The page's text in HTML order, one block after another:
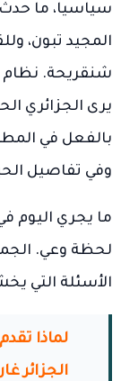
سياسيا، ما
المجيد تبون،
شنقريحة.
يرى الجزائري
بالفعل في
وفي تفاصيل
ما يجري اليوم
لحظة وعي.
الأسئلة التي
لماذا
الجزائر